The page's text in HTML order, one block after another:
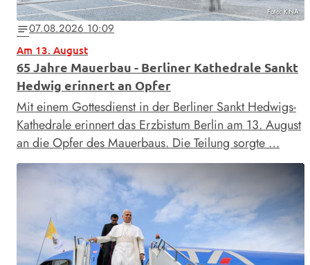
Foto: KNA
notes07.08.2026 10:09
Am 13. August
65 Jahre Mauerbau - Berliner Kathedrale Sankt
Hedwig erinnert an Opfer
Mit einem Gottesdienst in der Berliner Sankt Hedwigs-
Kathedrale erinnert das Erzbistum Berlin am 13. August
an die Opfer des Mauerbaus. Die Teilung sorgte …